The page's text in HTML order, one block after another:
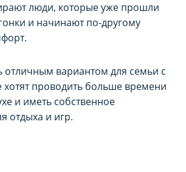
люди, которые уже прошли
и начинают по-другому
отличным вариантом для семьи с
хотят проводить больше времени
и иметь собственное
отдыха и игр.